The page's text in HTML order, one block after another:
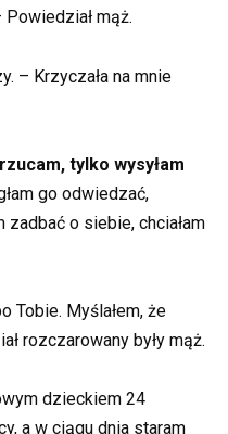
mąż.
– Krzyczała na mnie
tylko wysyłam
go odwiedzać,
zadbać o siebie, chciałam
Tobie. Myślałem, że
rozczarowany były mąż.
dzieckiem 24
a w ciągu dnia staram